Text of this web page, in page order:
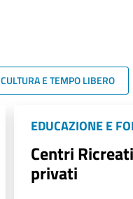
CULTURA E TEMPO LIBERO
EDUCAZIONE E
Centri
privati